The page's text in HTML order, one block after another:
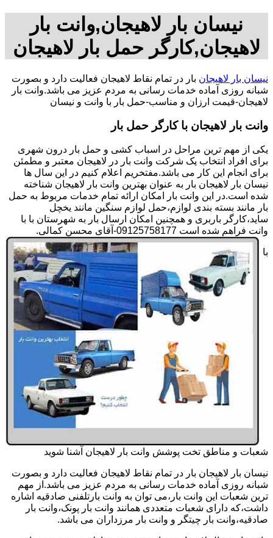
نیسان بار لاهیجان,وانت بار
لاهیجان,کارگر حمل بار لاهیجان
نیسان بار لاهیجان بار در تمام نقاط لاهیجان فعالیت دارد و بصورت
شبانه روزی آماده خدمات رسانی به مردم عزیز می باشد.وانت بار
لاهیجان-قیمت ارزان و مناسب-حمل بار با وانت و نیسان
وانت بار لاهیجان با کارگر حمل بار
یکی از مهم ترین مراحل در اسباب کشی و حمل بار درون شهری
برای افراد انتخاب یک شرکت وانت بار در لاهیجان معتبر و مطمئن
برای انجام این کار می باشد.مفتخریم اعلام کنیم در این سال ها
نیسان بار لاهیجان بار به عنوان بهترین وانت بار لاهیجان شناخته
شده است.در این وانت بار امکان ارائه تمام خدمات مربوط به حمل
بار مانند بسته بندی لوازم،حمل لوازم سنگین مانند یخچل
ساید،کارگر باربری و همچنین امکان ارسال بار به شهرستان با با
وانت فراهم شده است 09125758177-آقای محسن کمالی.
با
شعبات و مناطق تخت پوشش وانت بار لاهیجان آشنا شوید
نیسان بار لاهیجان بار در تمام نقاط لاهیجان فعالیت دارد و بصورت
شبانه روزی آماده خدمات رسانی به مردم عزیز می باشد.از مهم
ترین شعبات این وانت بار،می توان به وانت بارتلفنی صادقیه اشاره
داشت،که دارای شعبات متعددی همانند وانت بار پونک،وانت بار
صادقیه،وانت بار چیتگر و وانت بار مرزداران می باشد.